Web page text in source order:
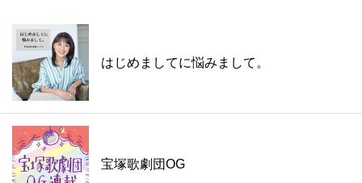
はじめましてに悩みまして。
宝塚歌劇団OG